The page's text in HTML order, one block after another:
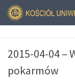
2015-04-04 –
pokarmów